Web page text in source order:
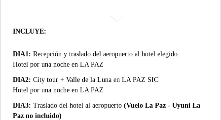
INCLUYE:
DIA1: Recepción y traslado del aeropuerto al hotel elegido.
Hotel por una noche en LA PAZ
DIA2: City tour + Valle de la Luna en LA PAZ SIC
Hotel por una noche en LA PAZ
DIA3: Traslado del hotel al aeropuerto (Vuelo La Paz - Uyuni La
Paz no incluido)